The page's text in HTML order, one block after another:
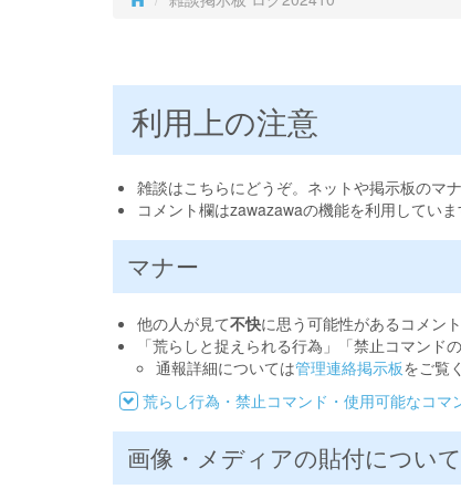
利用上の注意
雑談はこちらにどうぞ。ネットや掲示板のマ
コメント欄はzawazawaの機能を利用してい
マナー
他の人が見て不快に思う可能性があるコメン
「荒らしと捉えられる行為」「禁止コマンド
通報詳細については管理連絡掲示板をご覧
荒らし行為・禁止コマンド・使用可能なコマ
画像・メディアの貼付について